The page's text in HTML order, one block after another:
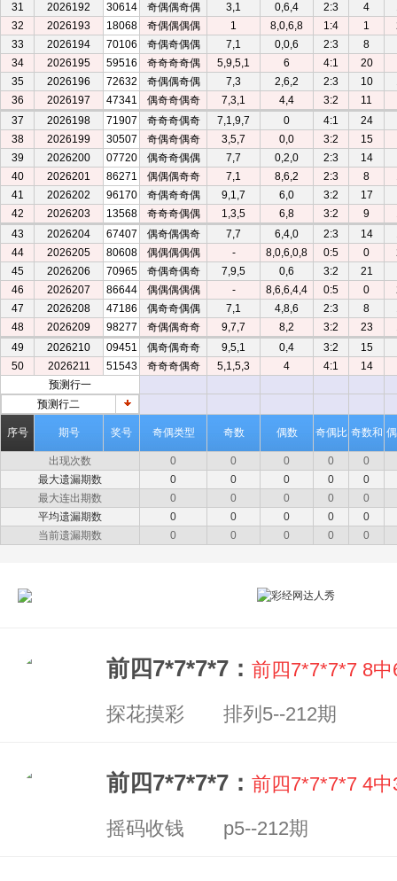
31
2026192 30614 奇偶偶奇偶 3,1 0,6,4 2:3 4
32
2026193 18068 奇偶偶偶偶 1 8,0,6,8 1:4 1
33
2026194 70106 奇偶奇偶偶 7,1 0,0,6 2:3
8
34
2026195 59516 奇奇奇奇偶 5,9,5,1 6 4:1
20
35
2026196 72632 奇偶偶奇偶 7,3 2,6,2 2:3 10
36
2026197 47341 偶奇奇偶奇 7,3,1 4,4 3:2
11
37
2026198 71907 奇奇奇偶奇 7,1,9,7 0 4:1
24
38
2026199 30507 奇偶奇偶奇 3,5,7 0,0 3:2
15
39
2026200 07720 偶奇奇偶偶 7,7 0,2,0 2:3
14
40
2026201 86271 偶偶偶奇奇 7,1 8,6,2 2:3 8
41
2026202 96170 奇偶奇奇偶 9,1,7 6,0 3:2
17
42
2026203 13568 奇奇奇偶偶 1,3,5 6,8 3:2 9
43
2026204 67407 偶奇偶偶奇 7,7 6,4,0 2:3 14
44
2026205 80608 偶偶偶偶偶 - 8,0,6,0,8 0:5 0
45
2026206 70965 奇偶奇偶奇 7,9,5 0,6 3:2
21
46
2026207 86644 偶偶偶偶偶 - 8,6,6,4,4 0:5 0
47
2026208 47186 偶奇奇偶偶 7,1 4,8,6 2:3 8
48
2026209 98277 奇偶偶奇奇 9,7,7 8,2 3:2 23
49
2026210 09451 偶奇偶奇奇 9,5,1 0,4 3:2
15
50
2026211 51543 奇奇奇偶奇 5,1,5,3 4 4:1
14
预测行一
预测行二
序号 期号 奖号 奇偶类型 奇数 偶数 奇偶比 奇数和
出现次数 0 0 0 0
0
最大遗漏期数
0 0 0 0
0
最大连出期数
0 0 0 0
0
平均遗漏期数
0 0 0 0
0
当前遗漏期数
0 0 0 0 0
前四7*7*7*7： 前四7*7*7*7 8
探花摸彩 排列5--212期
前四7*7*7*7： 前四7*7*7*7 4中
摇码收钱 p5--212期